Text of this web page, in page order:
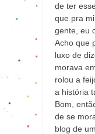
de ter
que pra
gente, eu
Acho que
luxo de
morava
rolou a
a história
Bom,
de se
blog de